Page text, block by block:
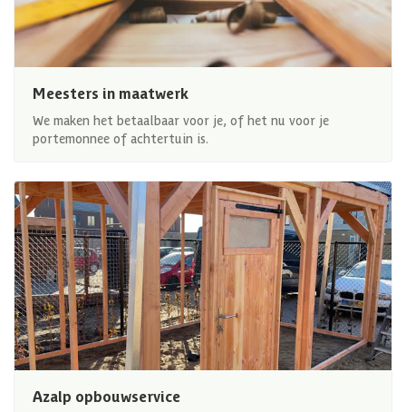
Meesters in maatwerk
We maken het betaalbaar voor je, of het nu voor je
portemonnee of achtertuin is.
Azalp opbouwservice